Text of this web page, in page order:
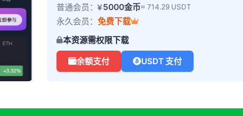
普通会员： 5000金币≈ 714.29 USDT
永久会员：免费下载
本资源需权限下载
余额支付 USDT 支付